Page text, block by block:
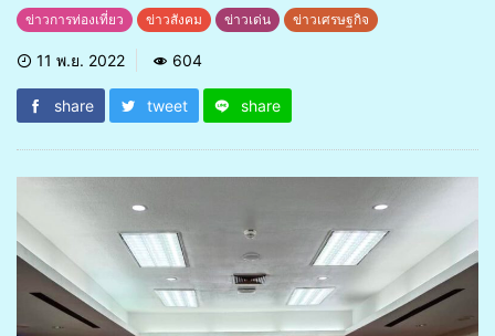
ข่าวการท่องเที่ยว ข่าวสังคม ข่าวเด่น ข่าวเศรษฐกิจ
11 พ.ย. 2022 604
share tweet share